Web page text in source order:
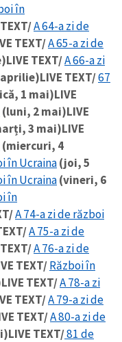
în
A 64-a zi de
TEXT/A 65-a zi de
LIVE TEXT/A 66-a zi
LIVE TEXT/67
1 mai)LIVE
(luni, 2 mai)LIVE
3 mai)LIVE
(miercuri, 4
în Ucraina(joi, 5
în Ucraina(vineri, 6
în
A 74-a zi de război
A 75-a zi de
A 76-a zi de
TEXT/Război în
LIVE TEXT/A 78-a zi
TEXT/A 79-a zi de
TEXT/A 80-a zi de
LIVE TEXT/81 de